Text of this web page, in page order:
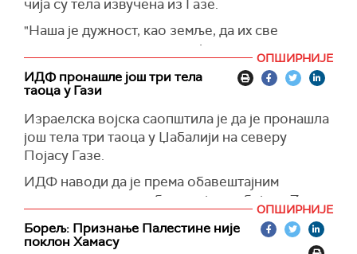
по Палестинце према конвенцији о геноциду,
у писму се упозорава да "наставак апатије ЕУ
према невољама Палестинаца" ризикује да
доведе до нормализације светског поретка у
којем се чиста употреба силе одређује
државну безбедност, територијални
интегритет и политичку независност.
"Управо да би спречили такав суморни
светски поредак, наше деде и бабе, сведоци
ужаса Другог светског рата, створили су
Европу", наводи се у писму.
Напомиње се и да би "стајање скрштених руку
пред таквим урушавањем међународног права,
чија су тела извучена из Газе.
"Наша је дужност, као земље, да их све
вратимо — и живе и оне које морамо да
доведемо на сахрану у Израел", рекао је
Херцог.
(Times of Israel)
ОПШИРНИЈЕ
ИДФ пронашле још три тела
таоца у Гази
Израелска војска саопштила је да је пронашла
још тела три таоца у Џабалији на северу
Појасу Газе.
ИДФ наводи да је према обавештајним
подацима реч о особама које су убијене 7.
октобра прошле године у нападу Хамаса..
(Reuters)
ОПШИРНИЈЕ
Борељ: Признање Палестине није
поклон Хамасу